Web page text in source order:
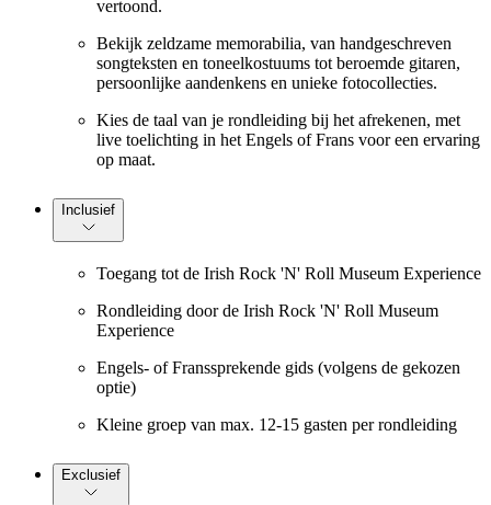
vertoond.
Bekijk zeldzame memorabilia, van handgeschreven
songteksten en toneelkostuums tot beroemde gitaren,
persoonlijke aandenkens en unieke fotocollecties.
Kies de taal van je rondleiding bij het afrekenen, met
live toelichting in het Engels of Frans voor een ervaring
op maat.
Inclusief
Toegang tot de Irish Rock 'N' Roll Museum Experience
Rondleiding door de Irish Rock 'N' Roll Museum
Experience
Engels- of Franssprekende gids (volgens de gekozen
optie)
Kleine groep van max. 12-15 gasten per rondleiding
Exclusief